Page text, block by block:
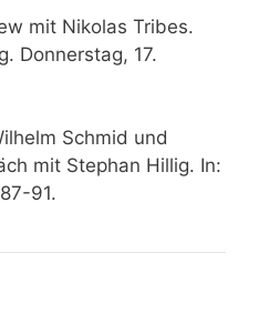
mit Nikolas Tribes.
Donnerstag, 17.
Schmid und
mit Stephan Hillig. In:
91.